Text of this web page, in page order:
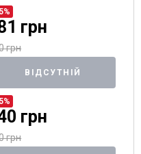
грн
грн
ВІДСУТНІЙ
грн
грн